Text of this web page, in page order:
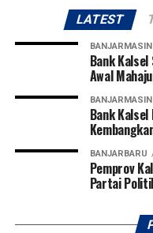
Messenger 0
LATEST
BANJARMASIN
Bank
Awal
BANJARMASIN
Bank
BANJARBARU
Pemprov
Partai